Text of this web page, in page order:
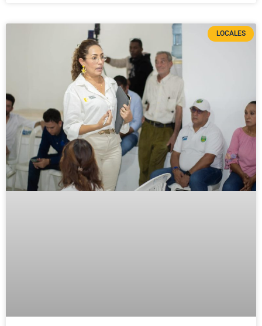
LOCALES